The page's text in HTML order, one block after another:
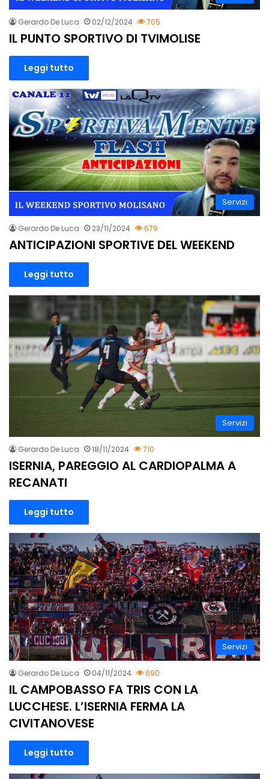
Gerardo De Luca 02/12/2024 705
IL PUNTO SPORTIVO DI TVIMOLISE
Leggi tutto
Servizi
Gerardo De Luca 23/11/2024 679
ANTICIPAZIONI SPORTIVE DEL WEEKEND
Leggi tutto
Servizi
Gerardo De Luca 18/11/2024 710
ISERNIA, PAREGGIO AL CARDIOPALMA A
RECANATI
Leggi tutto
Servizi
Gerardo De Luca 04/11/2024 690
IL CAMPOBASSO FA TRIS CON LA
LUCCHESE. L’ISERNIA FERMA LA
CIVITANOVESE
Leggi tutto